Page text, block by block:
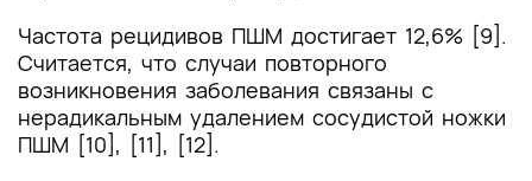
Частота рецидивов ПШМ достигает 12,6% [9].
Считается, что случаи повторного
возникновения заболевания связаны с
нерадикальным удалением сосудистой ножки
ПШМ [10], [11], [12].